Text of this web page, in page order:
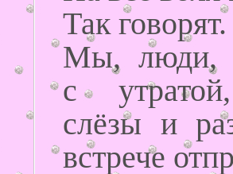
Так говорят.
Мы, люди,
с
слёзы и
встрече